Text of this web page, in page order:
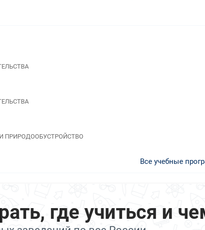
И ПРИРОДООБУСТРОЙСТВО
Все учебные
где учиться и